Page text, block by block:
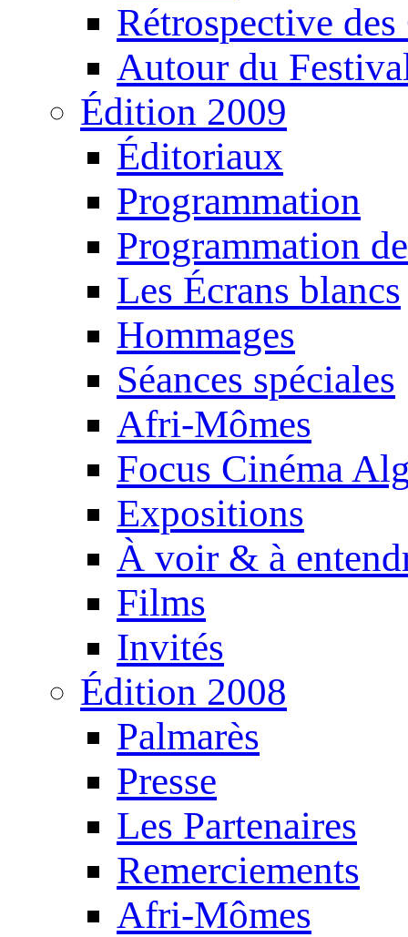
Rétrospective
Autour du
Édition 2009
Éditoriaux
Programmation
Programmation
Les Écrans blancs
Hommages
Séances spéciales
Afri-Mômes
Focus Cinéma
Expositions
À voir & à
Films
Invités
Édition 2008
Palmarès
Presse
Les Partenaires
Remerciements
Afri-Mômes